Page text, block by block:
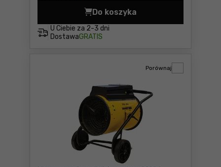
U Ciebie za 2-3 dni
DostawaGRATIS
Do koszyka
Nagrzewnica elektryczna
Porównaj